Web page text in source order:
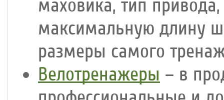
маховика, тип
максимальную длину
размеры самого
Велотренажеры – в